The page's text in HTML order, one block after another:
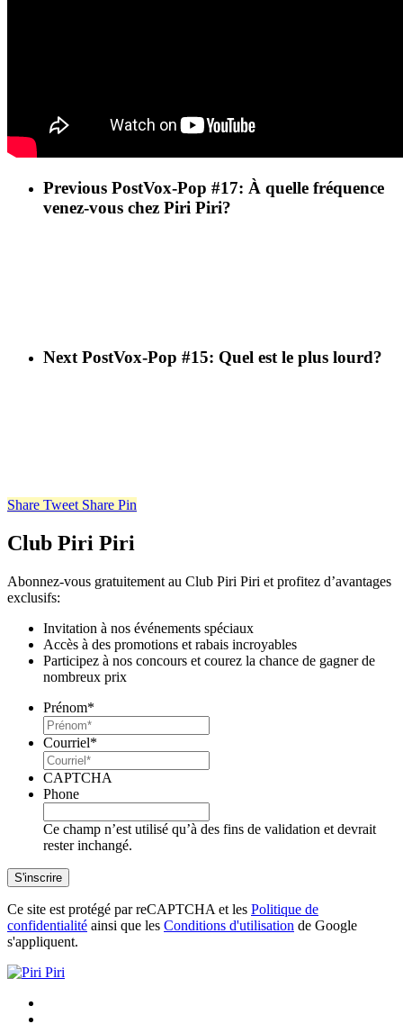
Previous PostVox-Pop #17: À quelle fréquence
venez-vous chez Piri Piri?
Next PostVox-Pop #15: Quel est le plus lourd?
Share Tweet Share Pin
Club Piri Piri
Abonnez-vous gratuitement au Club Piri Piri et profitez d’avantages
exclusifs:
Invitation à nos événements spéciaux
Accès à des promotions et rabais incroyables
Participez à nos concours et courez la chance de gagner de
nombreux prix
Prénom*
Courriel*
CAPTCHA
Phone
Ce champ n’est utilisé qu’à des fins de validation et devrait
rester inchangé.
Ce site est protégé par reCAPTCHA et les Politique de
confidentialité ainsi que les Conditions d'utilisation de Google
s'appliquent.